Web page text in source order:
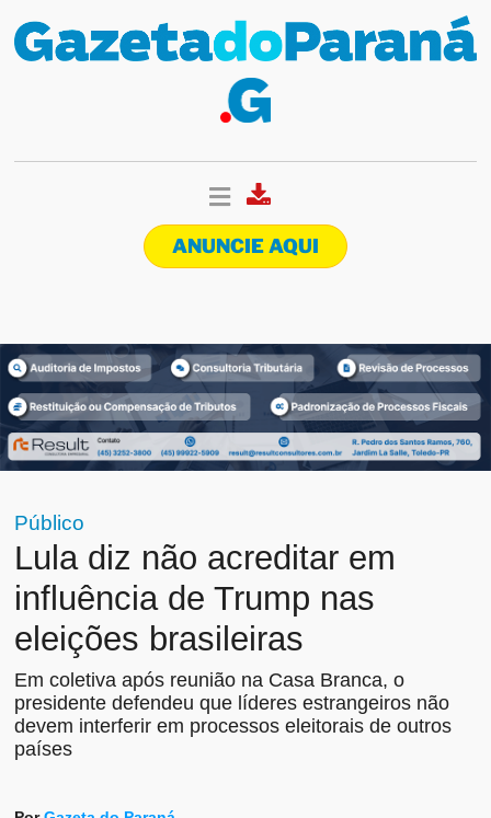
ANUNCIE AQUI
Público
Lula diz não acreditar em
influência de Trump nas
eleições brasileiras
Em coletiva após reunião na Casa Branca, o
presidente defendeu que líderes estrangeiros não
devem interferir em processos eleitorais de outros
países